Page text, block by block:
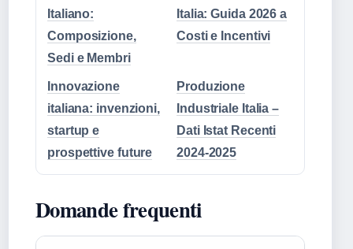
Italiano:
Composizione,
Sedi e Membri
Italia: Guida 2026 a
Costi e Incentivi
Innovazione
italiana: invenzioni,
startup e
prospettive future
Produzione
Industriale Italia –
Dati Istat Recenti
2024-2025
Domande frequenti